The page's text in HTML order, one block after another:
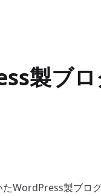
製ブ
たWordPress製ブロ